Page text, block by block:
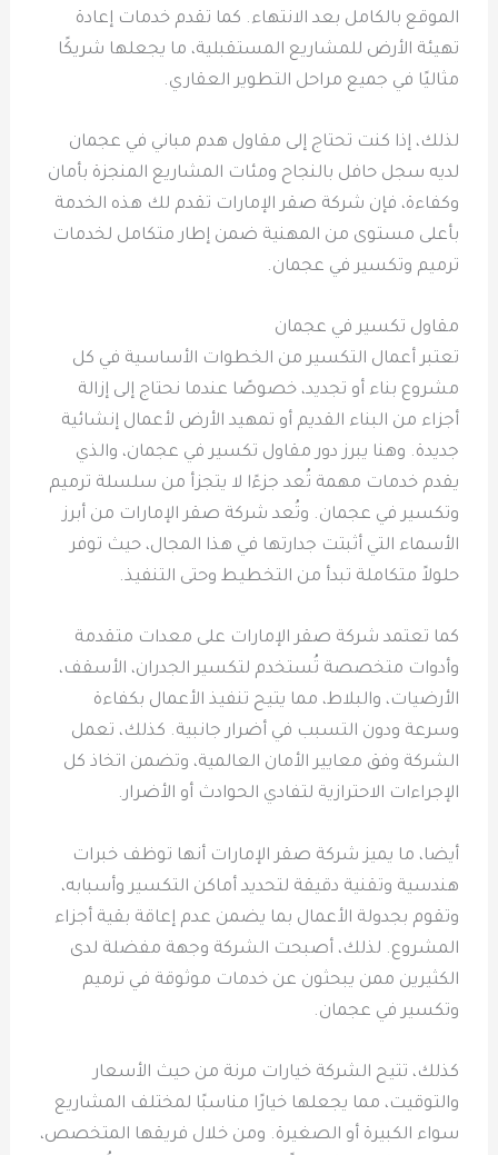
الموقع بالكامل بعد الانتهاء. كما تقدم خدمات إعادة
تهيئة الأرض للمشاريع المستقبلية، ما يجعلها شريكًا
مثاليًا في جميع مراحل التطوير العقاري.
لذلك، إذا كنت تحتاج إلى مقاول هدم مباني في عجمان
لديه سجل حافل بالنجاح ومئات المشاريع المنجزة بأمان
وكفاءة، فإن شركة صقر الإمارات تقدم لك هذه الخدمة
بأعلى مستوى من المهنية ضمن إطار متكامل لخدمات
ترميم وتكسير في عجمان.
مقاول تكسير في عجمان
تعتبر أعمال التكسير من الخطوات الأساسية في كل
مشروع بناء أو تجديد، خصوصًا عندما نحتاج إلى إزالة
أجزاء من البناء القديم أو تمهيد الأرض لأعمال إنشائية
جديدة. وهنا يبرز دور مقاول تكسير في عجمان، والذي
يقدم خدمات مهمة تُعد جزءًا لا يتجزأ من سلسلة ترميم
وتكسير في عجمان. وتُعد شركة صقر الإمارات من أبرز
الأسماء التي أثبتت جدارتها في هذا المجال، حيث توفر
حلولاً متكاملة تبدأ من التخطيط وحتى التنفيذ.
كما تعتمد شركة صقر الإمارات على معدات متقدمة
وأدوات متخصصة تُستخدم لتكسير الجدران، الأسقف،
الأرضيات، والبلاط، مما يتيح تنفيذ الأعمال بكفاءة
وسرعة ودون التسبب في أضرار جانبية. كذلك، تعمل
الشركة وفق معايير الأمان العالمية، وتضمن اتخاذ كل
الإجراءات الاحترازية لتفادي الحوادث أو الأضرار.
أيضا، ما يميز شركة صقر الإمارات أنها توظف خبرات
هندسية وتقنية دقيقة لتحديد أماكن التكسير وأسبابه،
وتقوم بجدولة الأعمال بما يضمن عدم إعاقة بقية أجزاء
المشروع. لذلك، أصبحت الشركة وجهة مفضلة لدى
الكثيرين ممن يبحثون عن خدمات موثوقة في ترميم
وتكسير في عجمان.
كذلك، تتيح الشركة خيارات مرنة من حيث الأسعار
والتوقيت، مما يجعلها خيارًا مناسبًا لمختلف المشاريع
سواء الكبيرة أو الصغيرة. ومن خلال فريقها المتخصص،